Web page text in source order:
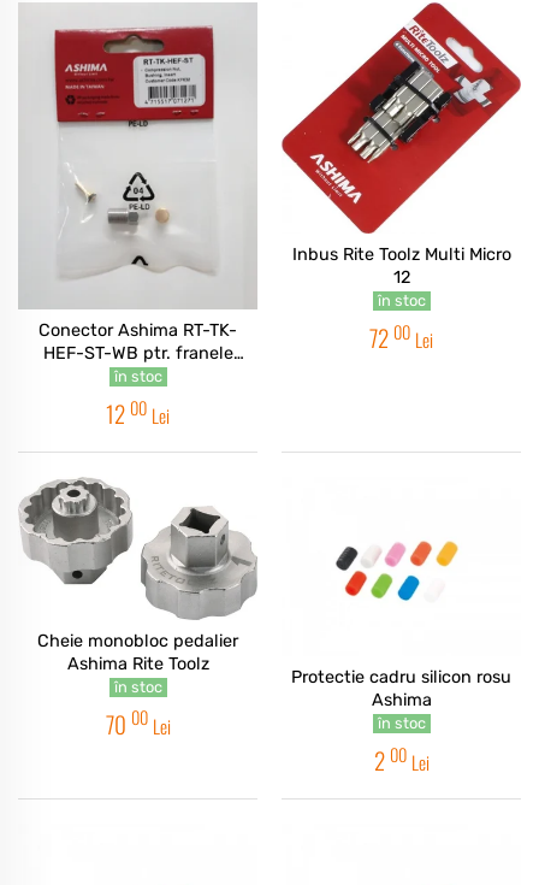
Conector Ashima RT-TK-
HEF-ST-WB ptr. franele
hidraulice Tektro
în stoc
12 00 Lei
Inbus Rite Toolz Multi Micro
12
în stoc
72 00 Lei
Cheie monobloc pedalier
Ashima Rite Toolz
în stoc
70 00 Lei
Protectie cadru silicon rosu
Ashima
în stoc
2 00 Lei